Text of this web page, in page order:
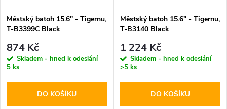
Městský batoh 15.6'' - Tigernu,
T-B3399C Black
874 Kč
Skladem - hned k odeslání
5 ks
DO KOŠÍKU
Městský batoh 15.6'' - Tigernu,
T-B3140 Black
1 224 Kč
Skladem - hned k odeslání
>5 ks
DO KOŠÍKU